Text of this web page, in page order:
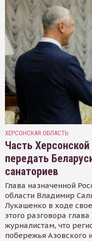
ХЕРСОНСКАЯ ОБЛАСТЬ
Часть
передать
санаториев
Глава назначенной
области Владимир
Лукашенко в ходе
этого разговора
журналистам, что
побережья Азовского